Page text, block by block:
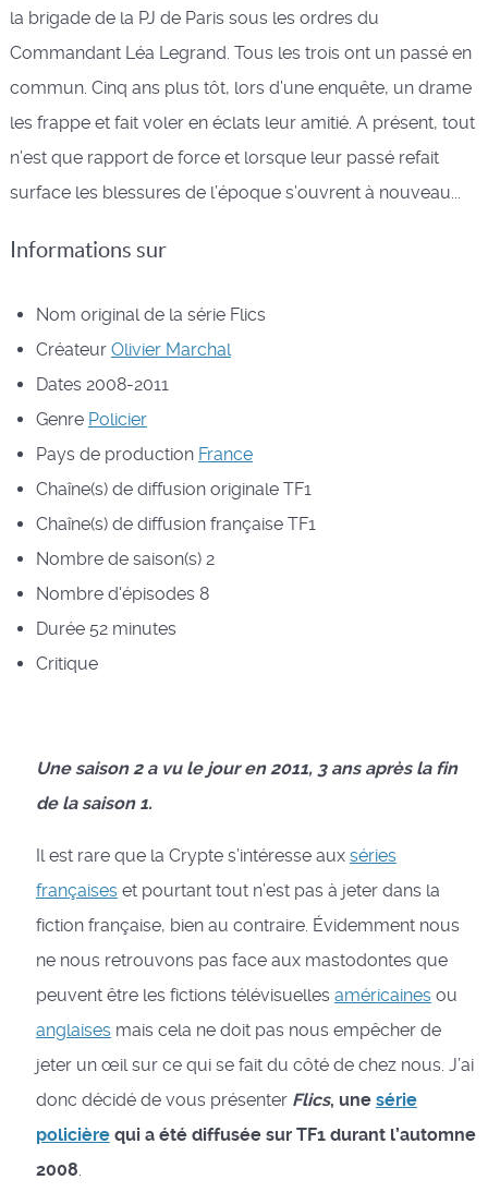
la brigade de la PJ de Paris sous les ordres du
Commandant Léa Legrand. Tous les trois ont un passé en
commun. Cinq ans plus tôt, lors d’une enquête, un drame
les frappe et fait voler en éclats leur amitié. A présent, tout
n’est que rapport de force et lorsque leur passé refait
surface les blessures de l’époque s’ouvrent à nouveau...
Informations sur
Nom original de la série Flics
Créateur Olivier Marchal
Dates 2008-2011
Genre Policier
Pays de production France
Chaîne(s) de diffusion originale TF1
Chaîne(s) de diffusion française TF1
Nombre de saison(s) 2
Nombre d'épisodes 8
Durée 52 minutes
Critique
Une saison 2 a vu le jour en 2011, 3 ans après la fin
de la saison 1.
Il est rare que la Crypte s’intéresse aux séries
françaiseset pourtant tout n’est pas à jeter dans la
fiction française, bien au contraire. Évidemment nous
ne nous retrouvons pas face aux mastodontes que
peuvent être les fictions télévisuelles américainesou
anglaisesmais cela ne doit pas nous empêcher de
jeter un œil sur ce qui se fait du côté de chez nous. J’ai
donc décidé de vous présenter Flics, une série
policièrequi a été diffusée sur TF1 durant l’automne
2008.